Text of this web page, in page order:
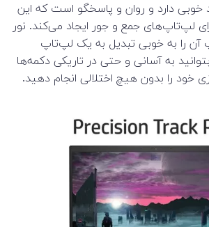
خوبی دارد و روان و پاسخگو است که این
لپ‌تاپ‌های جمع و جور ایجاد می‌کند. نور
را به خوبی تبدیل به یک لپ‌تاپ
به آسانی و حتی در تاریکی دکمه‌ها
خود را بدون هیچ اختلالی انجام دهید.